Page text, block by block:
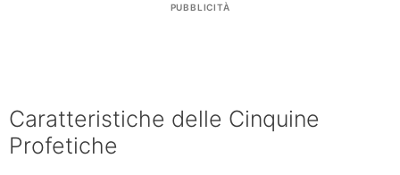
PUBBLICITÀ
Caratteristiche delle Cinquine
Profetiche